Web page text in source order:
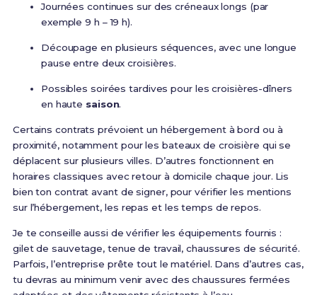
Journées continues sur des créneaux longs (par
exemple 9 h – 19 h).
Découpage en plusieurs séquences, avec une longue
pause entre deux croisières.
Possibles soirées tardives pour les croisières-dîners
en haute saison.
Certains contrats prévoient un hébergement à bord ou à
proximité, notamment pour les bateaux de croisière qui se
déplacent sur plusieurs villes. D’autres fonctionnent en
horaires classiques avec retour à domicile chaque jour. Lis
bien ton contrat avant de signer, pour vérifier les mentions
sur l’hébergement, les repas et les temps de repos.
Je te conseille aussi de vérifier les équipements fournis :
gilet de sauvetage, tenue de travail, chaussures de sécurité.
Parfois, l’entreprise prête tout le matériel. Dans d’autres cas,
tu devras au minimum venir avec des chaussures fermées